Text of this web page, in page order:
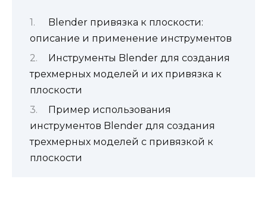
Blender привязка к плоскости:
описание и применение инструментов
Инструменты Blender для создания
трехмерных моделей и их привязка к
плоскости
Пример использования
инструментов Blender для создания
трехмерных моделей с привязкой к
плоскости